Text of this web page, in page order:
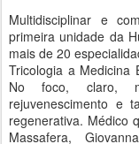
Multidisciplinar e
primeira unidade da
mais de 20
Tricologia a Medicina
No foco, claro,
rejuvenescimento e
regenerativa. Médico
Massafera,